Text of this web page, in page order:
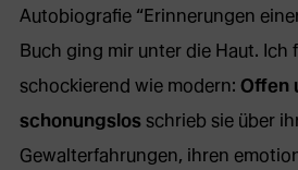
Autobiografie “Erinnerungen
Buch ging mir unter die Haut. Ich
schockierend wie modern: Offen
schonungslosschrieb sie über
Gewalterfahrungen, ihren